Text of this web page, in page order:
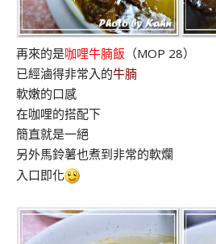
再來的是咖哩牛腩飯 （MOP 28）
已經滷得非常入的牛腩
軟嫩的口感
在咖哩的搭配下
簡直就是一絕
另外馬鈴薯也煮到非常的軟爛
入口即化